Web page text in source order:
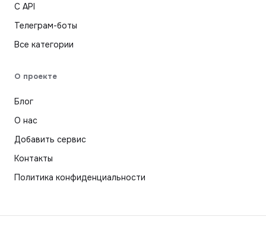
С API
Телеграм-боты
Все категории
О проекте
Блог
О нас
Добавить сервис
Контакты
Политика конфиденциальности